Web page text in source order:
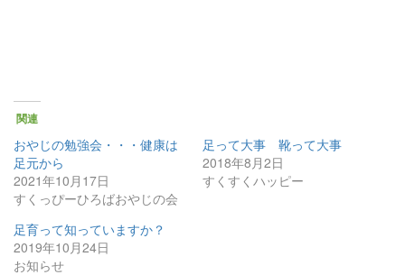
関連
おやじの勉強会・・・健康は
足元から
2021年10月17日
すくっぴーひろばおやじの会
足って大事 靴って大事
2018年8月2日
すくすくハッピー
足育って知っていますか？
2019年10月24日
お知らせ